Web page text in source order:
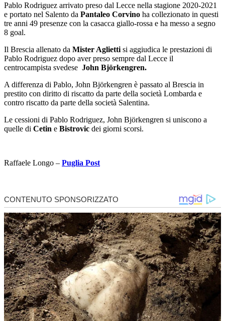
Pablo Rodriguez arrivato preso dal Lecce nella stagione 2020-2021
e portato nel Salento da Pantaleo Corvino ha collezionato in questi
tre anni 49 presenze con la casacca giallo-rossa e ha messo a segno
8 goal.
Il Brescia allenato da Mister Aglietti si aggiudica le prestazioni di
Pablo Rodriguez dopo aver preso sempre dal Lecce il
centrocampista svedese John Björkengren.
A differenza di Pablo, John Björkengren è passato al Brescia in
prestito con diritto di riscatto da parte della società Lombarda e
contro riscatto da parte della società Salentina.
Le cessioni di Pablo Rodriguez, John Björkengren si uniscono a
quelle di Cetin e Bistrovic dei giorni scorsi.
Raffaele Longo – Puglia Post